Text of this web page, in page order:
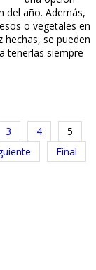
del año. Además,
o vegetales en
se pueden
tenerlas siempre
3 4
5
Final